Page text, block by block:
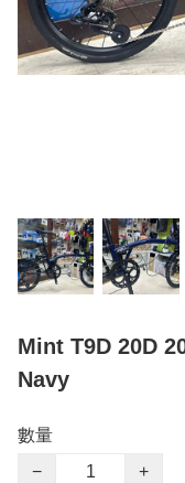
Mint T9D 20D
Navy
數量
−
+